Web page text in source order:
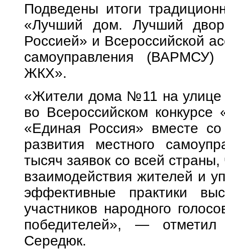
Подведены итоги
«Лучший дом. Лучший
Россией» и Всероссийской
самоуправления
ЖКХ».
«Жители дома №11 на улице
во Всероссийском
«Единая Россия» вместе
развития местного
тысяч заявок со всей
взаимодействия жителей и
эффективные практики
участников народного
победителей», — отметил
Середюк.